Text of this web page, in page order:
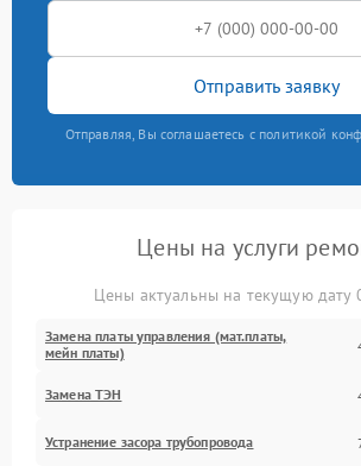
Отправить заявку
Отправляя, Вы соглашаетесь с политикой
Цены на услуги
Цены актуальны на текущую дату
Замена платы управления (мат.платы,
мейн платы)
Замена ТЭН
Устранение засора трубопровода